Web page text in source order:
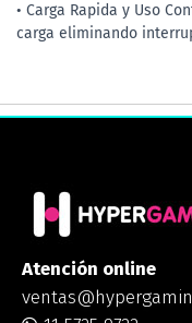
• Carga Rapida y Uso
carga eliminando
Atención online